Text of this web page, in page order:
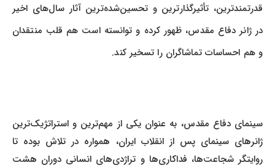
قدرتمندترین، تأثیرگذارترین و تحسین‌شده‌ترین آثار سال‌های اخیر
در ژانر دفاع مقدس، ظهور کرده و توانسته است هم قلب منتقدان
و هم احساسات تماشاگران را تسخیر کند.
سینمای دفاع مقدس، به عنوان یکی از مهم‌ترین و استراتژیک‌ترین
ژانرهای سینمای پس از انقلاب ایران، همواره در تلاش بوده تا
روایتگر شجاعت‌ها، فداکاری‌ها و تراژدی‌های انسانی دوران هشت